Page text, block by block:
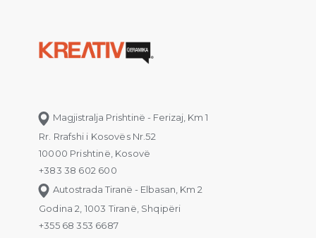
Magjistralja Prishtinë - Ferizaj, Km 1
Rr. Rrafshi i Kosovës Nr.52
10000 Prishtinë, Kosovë
+383 38 602 600
Autostrada Tiranë - Elbasan, Km 2
Godina 2, 1003 Tiranë, Shqipëri
+355 68 353 6687